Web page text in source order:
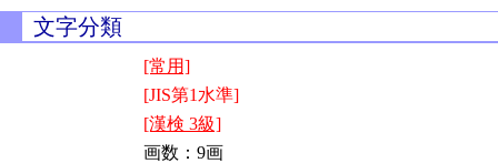
文字分類
[常用]
[JIS第1水準]
[漢検 3級]
画数：9画